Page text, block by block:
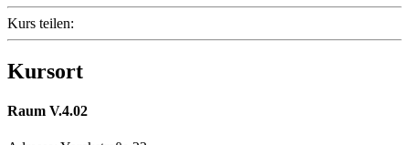
Kurs teilen:
Kursort
Raum V.4.02